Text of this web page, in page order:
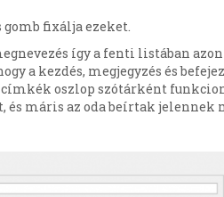
fixálja ezeket.
így a fenti listában
a kezdés, megjegyzés és
oszlop szótárként
máris az oda beírtak jelennek